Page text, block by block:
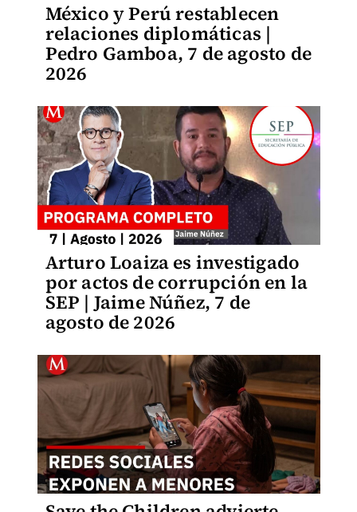
México y Perú restablecen
relaciones diplomáticas |
Pedro Gamboa, 7 de agosto de
2026
Arturo Loaiza es investigado
por actos de corrupción en la
SEP | Jaime Núñez, 7 de
agosto de 2026